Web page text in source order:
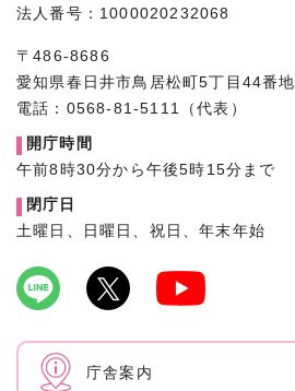
法人番号：1000020232068
〒486-8686
愛知県春日井市鳥居松町5丁目44番地
電話：0568-81-5111（代表）
開庁時間
午前8時30分から午後5時15分まで
閉庁日
土曜日、日曜日、祝日、年末年始
庁舎案内